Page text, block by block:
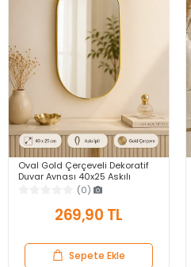
Oval Gold Çerçeveli Dekoratif
Duvar Aynası 40x25 Askılı
Modern Salon Antre Banyo
Yatak Odası Aynası
(0)
269,90 TL
Sepete Ekle